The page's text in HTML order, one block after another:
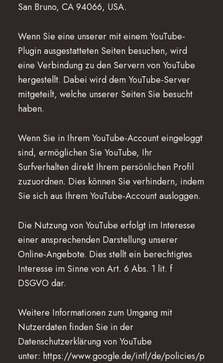
San Bruno, CA 94066, USA.
Wenn Sie eine unserer mit einem YouTube-
Plugin ausgestatteten Seiten besuchen, wird
eine Verbindung zu den Servern von YouTube
hergestellt. Dabei wird dem YouTube-Server
mitgeteilt, welche unserer Seiten Sie besucht
haben.
Wenn Sie in Ihrem YouTube-Account eingeloggt
sind, ermöglichen Sie YouTube, Ihr
Surfverhalten direkt Ihrem persönlichen Profil
zuzuordnen. Dies können Sie verhindern, indem
Sie sich aus Ihrem YouTube-Account ausloggen.
Die Nutzung von YouTube erfolgt im Interesse
einer ansprechenden Darstellung unserer
Online-Angebote. Dies stellt ein berechtigtes
Interesse im Sinne von Art. 6 Abs. 1 lit. f
DSGVO dar.
Weitere Informationen zum Umgang mit
Nutzerdaten finden Sie in der
Datenschutzerklärung von YouTube
unter: https://www.google.de/intl/de/policies/p